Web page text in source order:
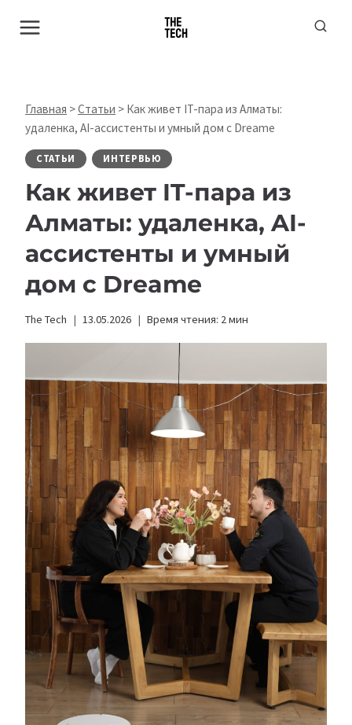
Главная >Статьи > Как живет IT-пара из Алматы:
удаленка, AI-ассистенты и умный дом с Dreame
СТАТЬИ ИНТЕРВЬЮ
Как живет IT-пара из
Алматы: удаленка, AI-
ассистенты и умный
дом с Dreame
The Tech 13.05.2026 Время чтения: 2мин